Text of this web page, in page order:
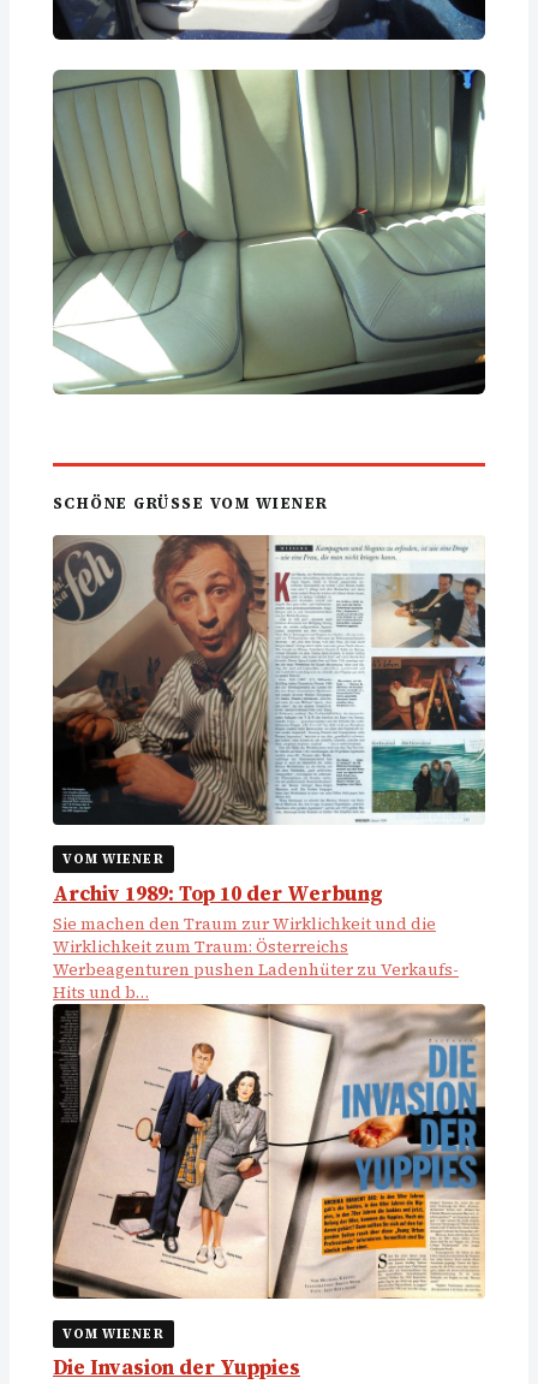
SCHÖNE GRÜSSE VOM WIENER
VOM WIENER
Archiv 1989: Top 10 der Werbung
Sie machen den Traum zur Wirklichkeit und die
Wirklichkeit zum Traum: Österreichs
Werbeagenturen pushen Ladenhüter zu Verkaufs-
Hits und b…
VOM WIENER
Die Invasion der Yuppies